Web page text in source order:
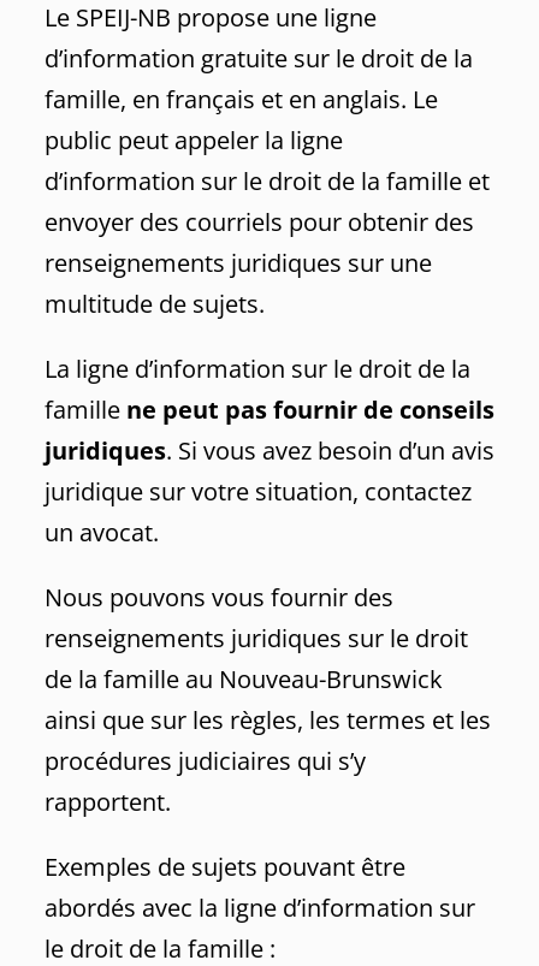
Le SPEIJ-NB propose une ligne
d’information gratuite sur le droit de la
famille, en français et en anglais. Le
public peut appeler la ligne
d’information sur le droit de la famille et
envoyer des courriels pour obtenir des
renseignements juridiques sur une
multitude de sujets.
La ligne d’information sur le droit de la
famille ne peut pasfournir de conseils
juridiques. Si vous avez besoin d’un avis
juridique sur votre situation, contactez
un avocat.
Nous pouvons vous fournir des
renseignements juridiques sur le droit
de la famille au Nouveau-Brunswick
ainsi que sur les règles, les termes et les
procédures judiciaires qui s’y
rapportent.
Exemples de sujets pouvant être
abordés avec la ligne d’information sur
le droit de la famille :